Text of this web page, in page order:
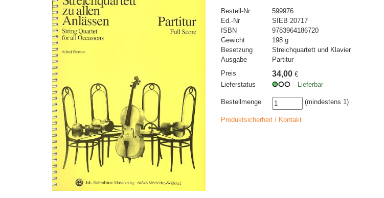
Bestell-Nr
599976
Ed.-Nr
SIEB 20717
ISBN
9783964186720
Gewicht
198 g
Besetzung
Streichquartett und Klavier
Ausgabe
Partitur
Preis
34,00 €
Lieferstatus
Lieferbar
Bestellmenge (mindestens 1)
Produktsicherheit / Kontakt